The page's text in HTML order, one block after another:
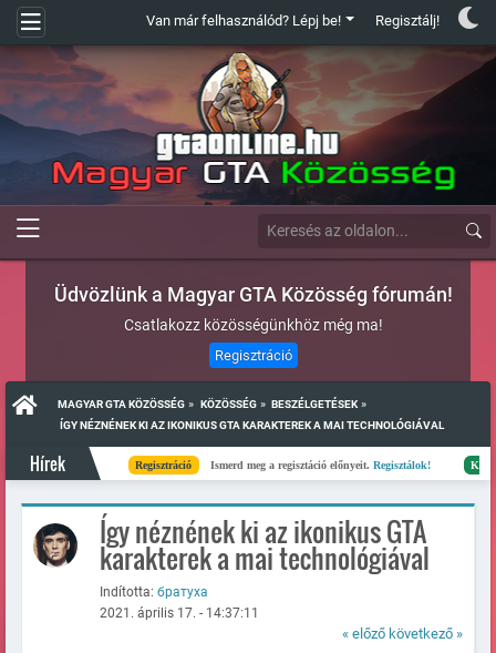
Van már felhasználód? Lépj be! Regisztálj!
Üdvözlünk a Magyar GTA Közösség fórumán!
Csatlakozz közösségünkhöz még ma!
Regisztráció
MAGYAR GTA KÖZÖSSÉG » KÖZÖSSÉG » BESZÉLGETÉSEK »
ÍGY NÉZNÉNEK KI AZ IKONIKUS GTA KARAKTEREK A MAI TECHNOLÓGIÁVAL
Hírek Regisztráció Ismerd meg a regisztáció előnyeit.Regisztálok!
Így néznének ki az ikonikus GTA
karakterek a mai technológiával
Indította: братуха
2021. április 17. - 14:37:11
« előző következő »